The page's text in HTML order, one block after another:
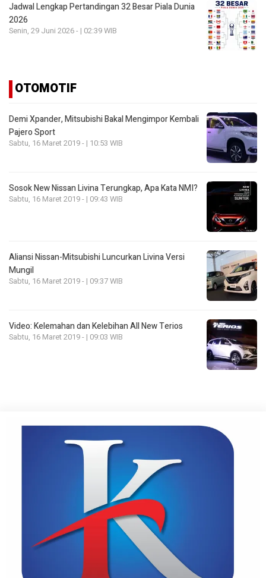
Jadwal Lengkap Pertandingan 32 Besar Piala Dunia
2026
Senin, 29 Juni 2026 - | 02:39 WIB
OTOMOTIF
Demi Xpander, Mitsubishi Bakal Mengimpor Kembali
Pajero Sport
Sabtu, 16 Maret 2019 - | 10:53 WIB
Sosok New Nissan Livina Terungkap, Apa Kata NMI?
Sabtu, 16 Maret 2019 - | 09:43 WIB
Aliansi Nissan-Mitsubishi Luncurkan Livina Versi
Mungil
Sabtu, 16 Maret 2019 - | 09:37 WIB
Video: Kelemahan dan Kelebihan All New Terios
Sabtu, 16 Maret 2019 - | 09:03 WIB